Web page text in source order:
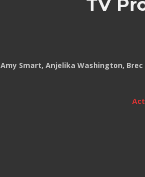
TV
Amy Smart, Anjelika Washington,